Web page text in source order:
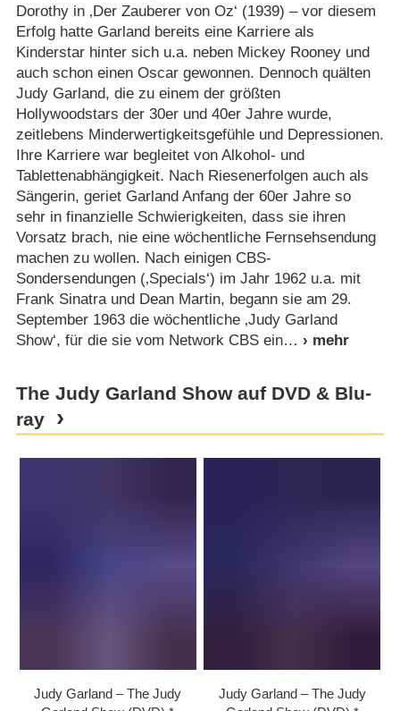
Dorothy in ‚Der Zauberer von Oz‘ (1939) – vor diesem
Erfolg hatte Garland bereits eine Karriere als
Kinderstar hinter sich u.a. neben Mickey Rooney und
auch schon einen Oscar gewonnen. Dennoch quälten
Judy Garland, die zu einem der größten
Hollywoodstars der 30er und 40er Jahre wurde,
zeitlebens Minderwertigkeitsgefühle und Depressionen.
Ihre Karriere war begleitet von Alkohol- und
Tablettenabhängigkeit. Nach Riesenerfolgen auch als
Sängerin, geriet Garland Anfang der 60er Jahre so
sehr in finanzielle Schwierigkeiten, dass sie ihren
Vorsatz brach, nie eine wöchentliche Fernsehsendung
machen zu wollen. Nach einigen CBS-
Sondersendungen (‚Specials‘) im Jahr 1962 u.a. mit
Frank Sinatra und Dean Martin, begann sie am 29.
September 1963 die wöchentliche ‚Judy Garland
Show‘, für die sie vom Network CBS ein
The Judy Garland Show auf DVD & Blu-
ray
Judy Garland – The Judy
Judy Garland – The Judy